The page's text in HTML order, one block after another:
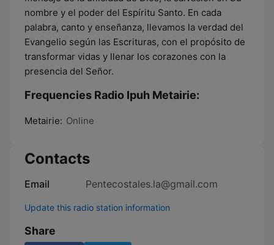
nombre y el poder del Espíritu Santo. En cada
palabra, canto y enseñanza, llevamos la verdad del
Evangelio según las Escrituras, con el propósito de
transformar vidas y llenar los corazones con la
presencia del Señor.
Frequencies Radio Ipuh Metairie:
Metairie: Online
Contacts
Email Pentecostales.la@gmail.com
Update this radio station information
Share